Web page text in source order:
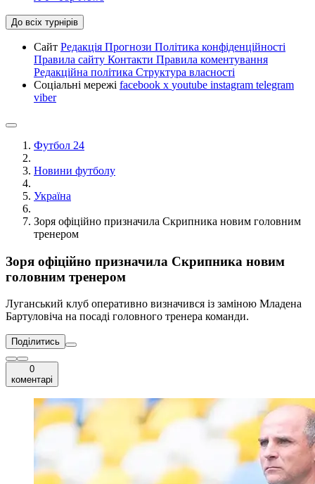
До всіх турнірів
Сайт Редакція Прогнози Політика конфіденційності
Правила сайту Контакти Правила коментування
Редакційна політика Структура власності
Соціальні мережі facebook x youtube instagram telegram
viber
Футбол 24
Новини футболу
Україна
Зоря офіційно призначила Скрипника новим головним
тренером
Зоря офіційно призначила Скрипника новим
головним тренером
Луганський клуб оперативно визначився із заміною Младена
Бартуловіча на посаді головного тренера команди.
Поділитись
0
коментарі